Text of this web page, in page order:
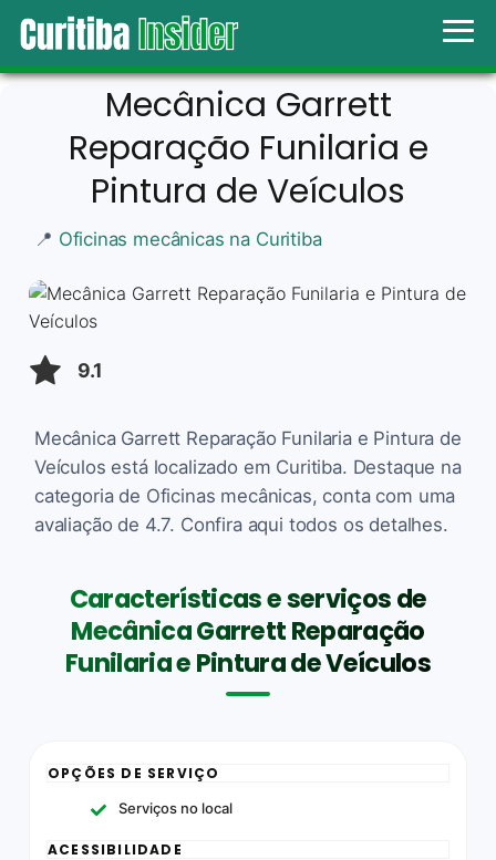
Mecânica Garrett
Reparação Funilaria e
Pintura de Veículos
📍 Oficinas mecânicas na Curitiba
9.1
Mecânica Garrett Reparação Funilaria e Pintura de
Veículos está localizado em Curitiba. Destaque na
categoria de Oficinas mecânicas, conta com uma
avaliação de 4.7. Confira aqui todos os detalhes.
Características e serviços de
Mecânica Garrett Reparação
Funilaria e Pintura de Veículos
OPÇÕES DE SERVIÇO
Serviços no local
ACESSIBILIDADE